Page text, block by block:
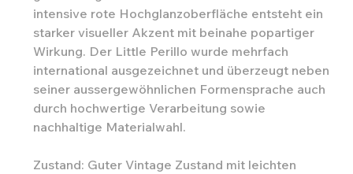
intensive rote Hochglanzoberfläche entsteht ein
starker visueller Akzent mit beinahe popartiger
Wirkung. Der Little Perillo wurde mehrfach
international ausgezeichnet und überzeugt neben
seiner aussergewöhnlichen Formensprache auch
durch hochwertige Verarbeitung sowie
nachhaltige Materialwahl.
Zustand: Guter Vintage Zustand mit leichten